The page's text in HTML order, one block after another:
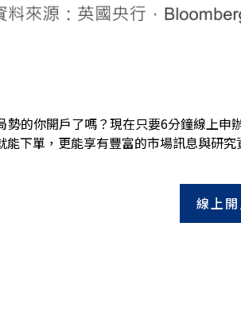
勢的你開戶了嗎？現在只要6分鐘線上
能下單，更能享有豐富的市場訊息與研究
線上開